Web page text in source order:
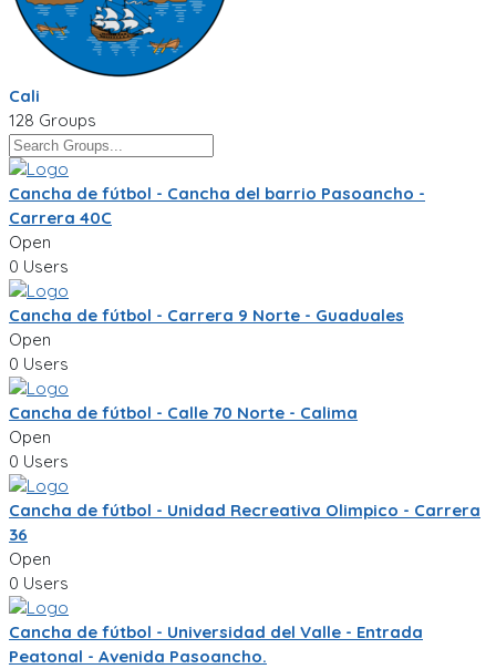
Cali
128 Groups
Cancha de fútbol - Cancha del barrio Pasoancho -
Carrera 40C
Open
0 Users
Cancha de fútbol - Carrera 9 Norte - Guaduales
Open
0 Users
Cancha de fútbol - Calle 70 Norte - Calima
Open
0 Users
Cancha de fútbol - Unidad Recreativa Olimpico - Carrera
36
Open
0 Users
Cancha de fútbol - Universidad del Valle - Entrada
Peatonal - Avenida Pasoancho.